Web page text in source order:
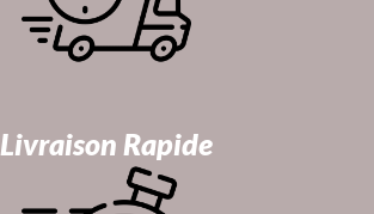
Livraison Rapide